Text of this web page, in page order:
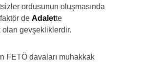
ordusunun oluşmasında
de Adalette
olan gevşekliklerdir.
FETÖ davaları muhakkak